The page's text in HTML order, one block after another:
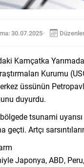
30.07.2025
Kamçatka
Kurumu
üssünün
duyurdu.
tsunami
geçti. Artçı
Japonya, ABD,